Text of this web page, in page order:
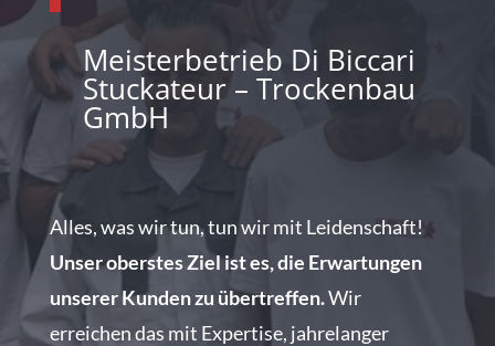
Meisterbetrieb Di Biccari
Stuckateur – Trockenbau
GmbH
Alles, was wir tun, tun wir mit Leidenschaft!
Unser oberstes Ziel ist es, die Erwartungen
unserer Kunden zu übertreffen.Wir
erreichen das mit Expertise, jahrelanger